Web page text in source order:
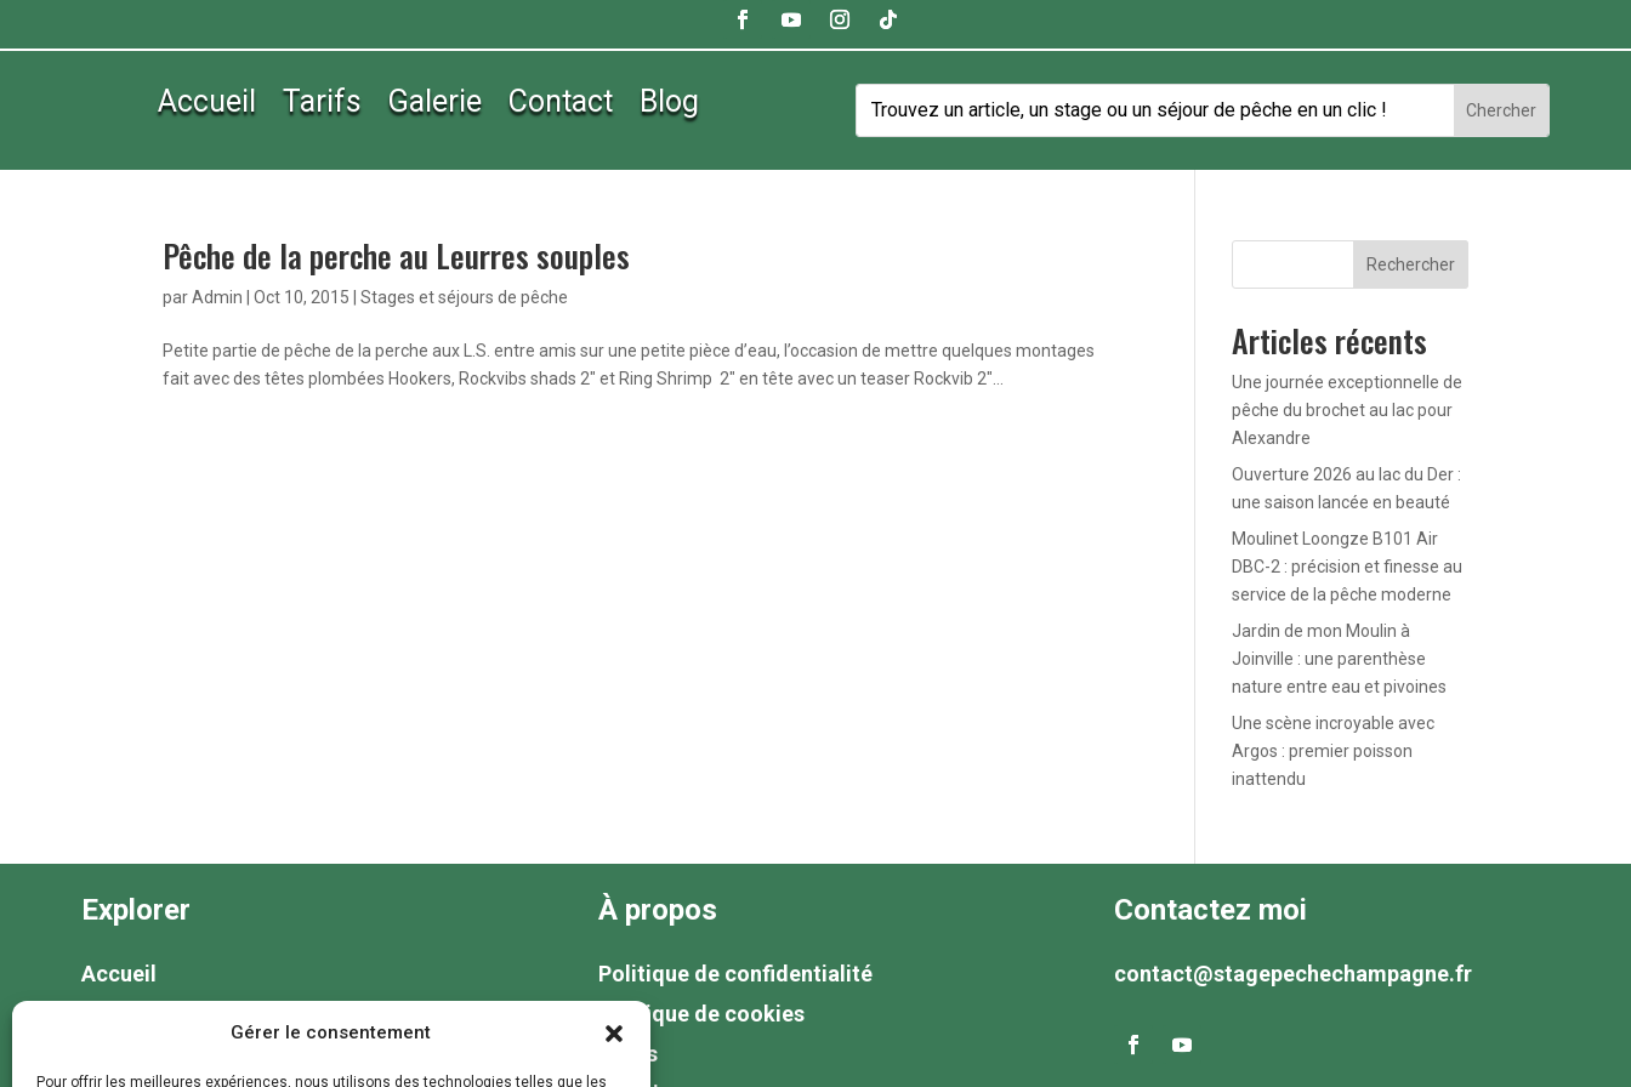
Gérer le consentement
Pour offrir les meilleures expériences, nous utilisons des technologies telles que les
Accueil Tarifs Galerie Contact Blog
Pêche de la perche au Leurres souples
parAdmin |Oct 10, 2015 |Stages et séjours de pêche
Petite partie de pêche de la perche aux L.S. entre amis sur une petite pièce d’eau, l’occasion de mettre quelques montages
fait avec des têtes plombées Hookers, Rockvibs shads 2″ et Ring Shrimp 2″ en tête avec un teaser Rockvib 2″...
Rechercher
Articles récents
Une journée exceptionnelle de
pêche du brochet au lac pour
Alexandre
Ouverture 2026 au lac du Der :
une saison lancée en beauté
Moulinet Loongze B101 Air
DBC-2 : précision et finesse au
service de la pêche moderne
Jardin de mon Moulin à
Joinville : une parenthèse
nature entre eau et pivoines
Une scène incroyable avec
Argos : premier poisson
inattendu
Explorer
Accueil
À propos
Politique de confidentialité
Politique de cookies
Tarifs
Contactez moi
contact@stagepechechampagne.fr